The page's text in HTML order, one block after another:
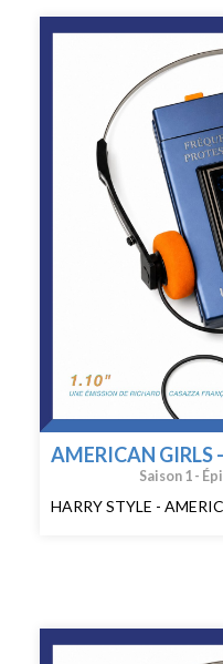
AMERICAN GIRLS
Saison 1 -
HARRY STYLE -